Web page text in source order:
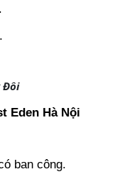
Đôi
Eden Hà Nội
ban công.